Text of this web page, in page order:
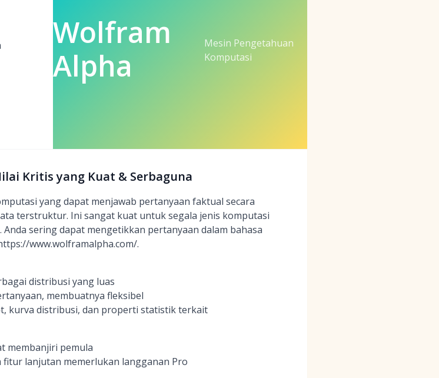
Wolfram
Alpha
Mesin Pengetahuan
Komputasi
Kritis yang Kuat & Serbaguna
yang dapat menjawab pertanyaan faktual secara
terstruktur. Ini sangat kuat untuk segala jenis komputasi
sering dapat mengetikkan pertanyaan dalam bahasa
www.wolframalpha.com/.
distribusi yang luas
membuatnya fleksibel
kurva distribusi, dan properti statistik terkait
membanjiri pemula
lanjutan memerlukan langganan Pro